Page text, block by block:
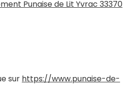
Punaise de Lit Yvrac 33370
sur https://www.punaise-de-